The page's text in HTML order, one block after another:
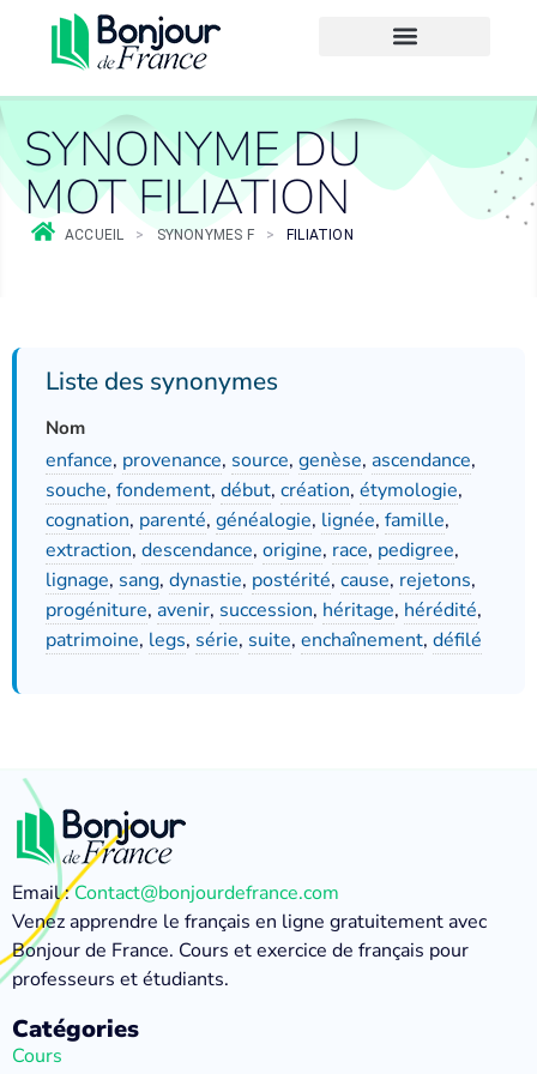
SYNONYME DU
MOT FILIATION
ACCUEIL > SYNONYMES F > FILIATION
Liste des synonymes
Nom
enfance, provenance, source, genèse, ascendance,
souche, fondement, début, création, étymologie,
cognation, parenté, généalogie, lignée, famille,
extraction, descendance, origine, race, pedigree,
lignage, sang, dynastie, postérité, cause, rejetons,
progéniture, avenir, succession, héritage, hérédité,
patrimoine, legs, série, suite, enchaînement, défilé
Email :Contact@bonjourdefrance.com
Venez apprendre le français en ligne gratuitement avec
Bonjour de France. Cours et exercice de français pour
professeurs et étudiants.
Catégories
Cours